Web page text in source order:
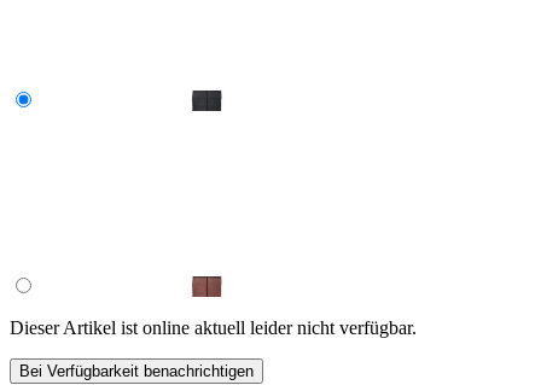
Dieser Artikel ist online aktuell leider nicht verfügbar.
Bei Verfügbarkeit benachrichtigen